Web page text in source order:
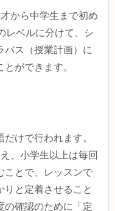
から中学生まで初め
レベルに分けて、シ
バス（授業計画）に
ができます。
けで行われます。
、小学生以上は毎回
ことで、レッスンで
りと定着させること
の確認のために「定